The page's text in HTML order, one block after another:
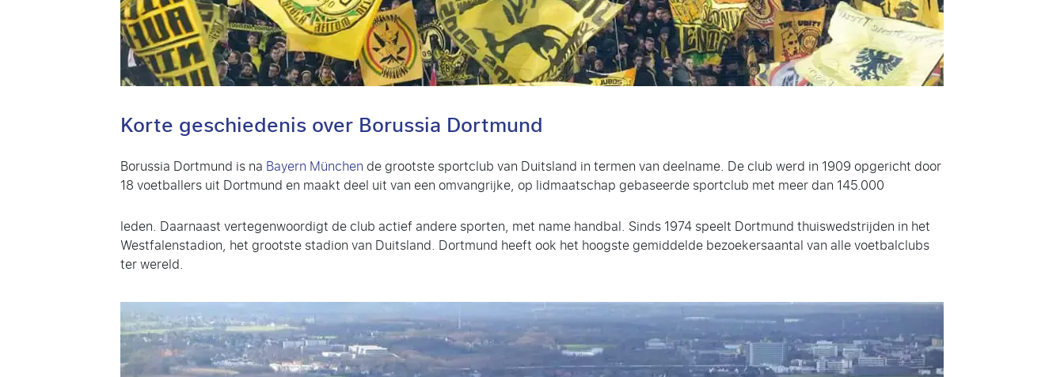
Korte geschiedenis over Borussia Dortmund
Borussia Dortmund is na Bayern München de grootste sportclub van Duitsland in termen van deelname. De club werd in 1909 opgericht door
18 voetballers uit Dortmund en maakt deel uit van een omvangrijke, op lidmaatschap gebaseerde sportclub met meer dan 145.000
leden. Daarnaast vertegenwoordigt de club actief andere sporten, met name handbal. Sinds 1974 speelt Dortmund thuiswedstrijden in het
Westfalenstadion, het grootste stadion van Duitsland. Dortmund heeft ook het hoogste gemiddelde bezoekersaantal van alle voetbalclubs
ter wereld.